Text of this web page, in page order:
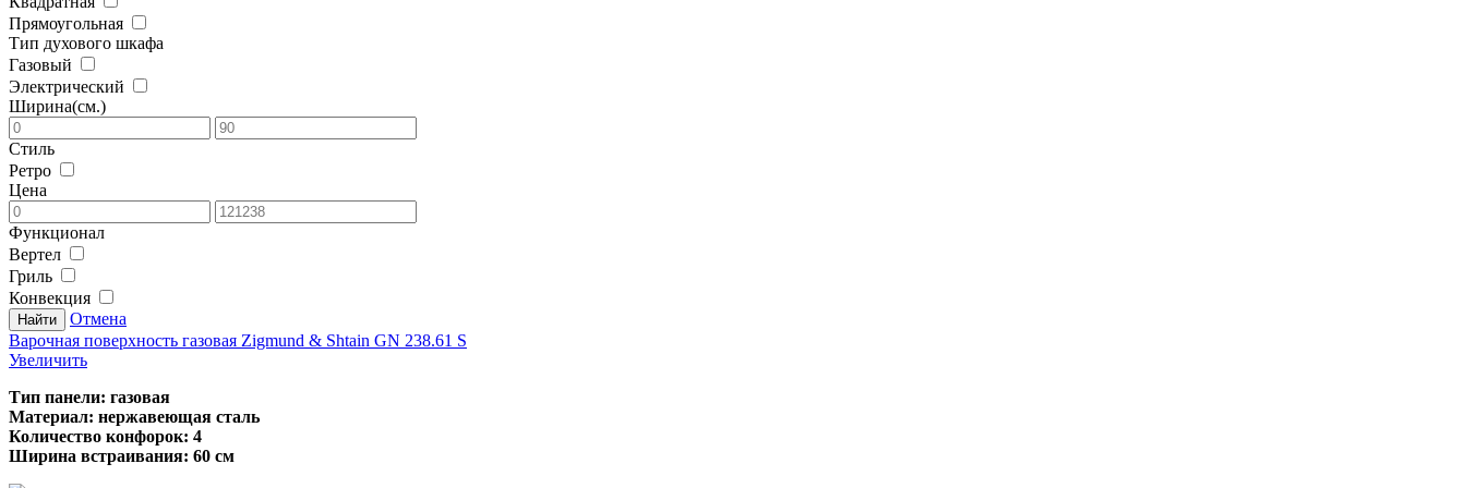
Прямоугольная
Тип духового шкафа
Газовый
Электрический
Ширина(см.)
Стиль
Ретро
Цена
Функционал
Вертел
Гриль
Конвекция
Отмена
Варочная поверхность газовая Zigmund & Shtain GN 238.61 S
Увеличить
Тип панели: газовая
Материал: нержавеющая сталь
Количество конфорок: 4
Ширина встраивания: 60 см